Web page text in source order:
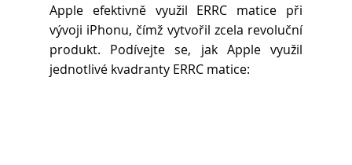
Apple efektivně využil ERRC matice při
vývoji iPhonu, čímž vytvořil zcela revoluční
produkt. Podívejte se, jak Apple využil
jednotlivé kvadranty ERRC matice: